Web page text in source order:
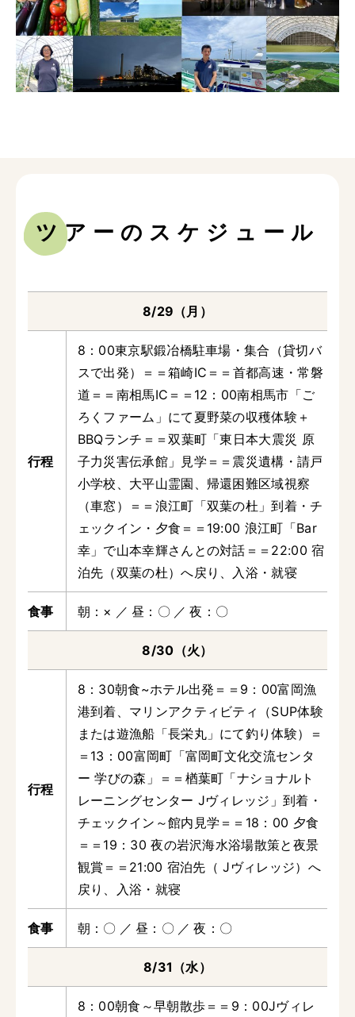
ツアーのスケジュール
8/29（月）
8：00東京駅鍛冶橋駐車場・集合（貸切バ
スで出発）＝＝箱崎IC＝＝首都高速・常磐
道＝＝南相馬IC＝＝12：00南相馬市「ご
ろくファーム」にて夏野菜の収穫体験＋
BBQランチ＝＝双葉町「東日本大震災 原
子力災害伝承館」見学＝＝震災遺構・請戸
小学校、大平山霊園、帰還困難区域視察
（車窓）＝＝浪江町「双葉の杜」到着・チ
ェックイン・夕食＝＝19:00 浪江町「Bar
幸」で山本幸輝さんとの対話＝＝22:00 宿
泊先（双葉の杜）へ戻り、入浴・就寝
朝 × 昼 〇 夜 〇
8/30（火）
8：30朝食~ホテル出発＝＝9：00富岡漁
港到着、マリンアクティビティ（SUP体験
または遊漁船「長栄丸」にて釣り体験）＝
＝13：00富岡町「富岡町文化交流センタ
ー 学びの森」＝＝楢葉町「ナショナルト
レーニングセンター Jヴィレッジ」到着・
チェックイン～館内見学＝＝18：00 夕食
＝＝19：30 夜の岩沢海水浴場散策と夜景
観賞＝＝21:00 宿泊先（ Jヴィレッジ）へ
戻り、入浴・就寝
朝 〇 昼 〇 夜 〇
8/31（水）
8：00朝食～早朝散歩＝＝9：00Jヴィレ